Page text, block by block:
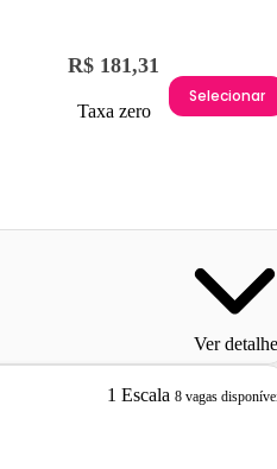
R$ 181,31
Taxa zero
Selecionar
Ver
1 Escala 8 vagas